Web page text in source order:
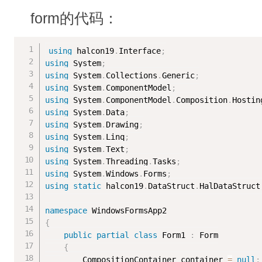
form的代码：
using halcon19. Interface;
using System;
using System. Collections .Generic;
using System. ComponentModel ;
using System. ComponentModel . Composition.
using System. Data;
using System. Drawing;
using System. Linq;
using System.Text ;
using System.Threading.Tasks ;
using System.Windows . Forms ;
using static halcon19. DataStruct . HalDataStruct
namespace
{
public partial class Form1 :
Form
{
        CompositionContainer container
= null ;